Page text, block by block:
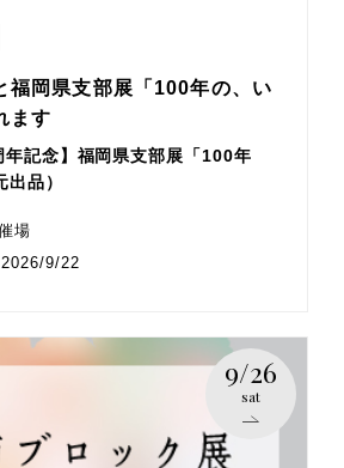
福岡県支部展「100年の、い
ます
年記念】福岡県支部展「100年
品）
場
9/22
9/26
sat